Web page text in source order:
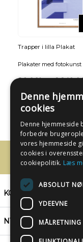
Trapper i lilla Plakat
Plakater med fotokunst
89,00kr. –
Har du
KONTAKT
NYHEDSBREV
Denne
cookies
Denne hjemmeside
forbedre
vores hjemmeside
cookies i
cookiepolitik. Læs
ABSOLUT
YDEEVNE
MÅLRETNING